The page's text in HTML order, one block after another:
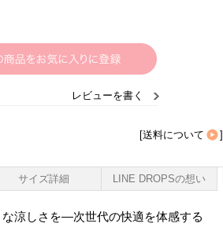
レビューを書く
[送料について ]
サイズ詳細 LINE DROPSの想い
涼しさを―次世代の快適を体感する